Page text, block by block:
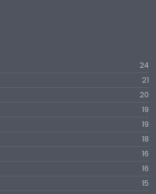
24
21
20
19
19
18
16
16
15